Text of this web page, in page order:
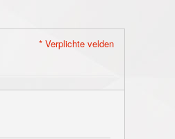
* Verplichte velden